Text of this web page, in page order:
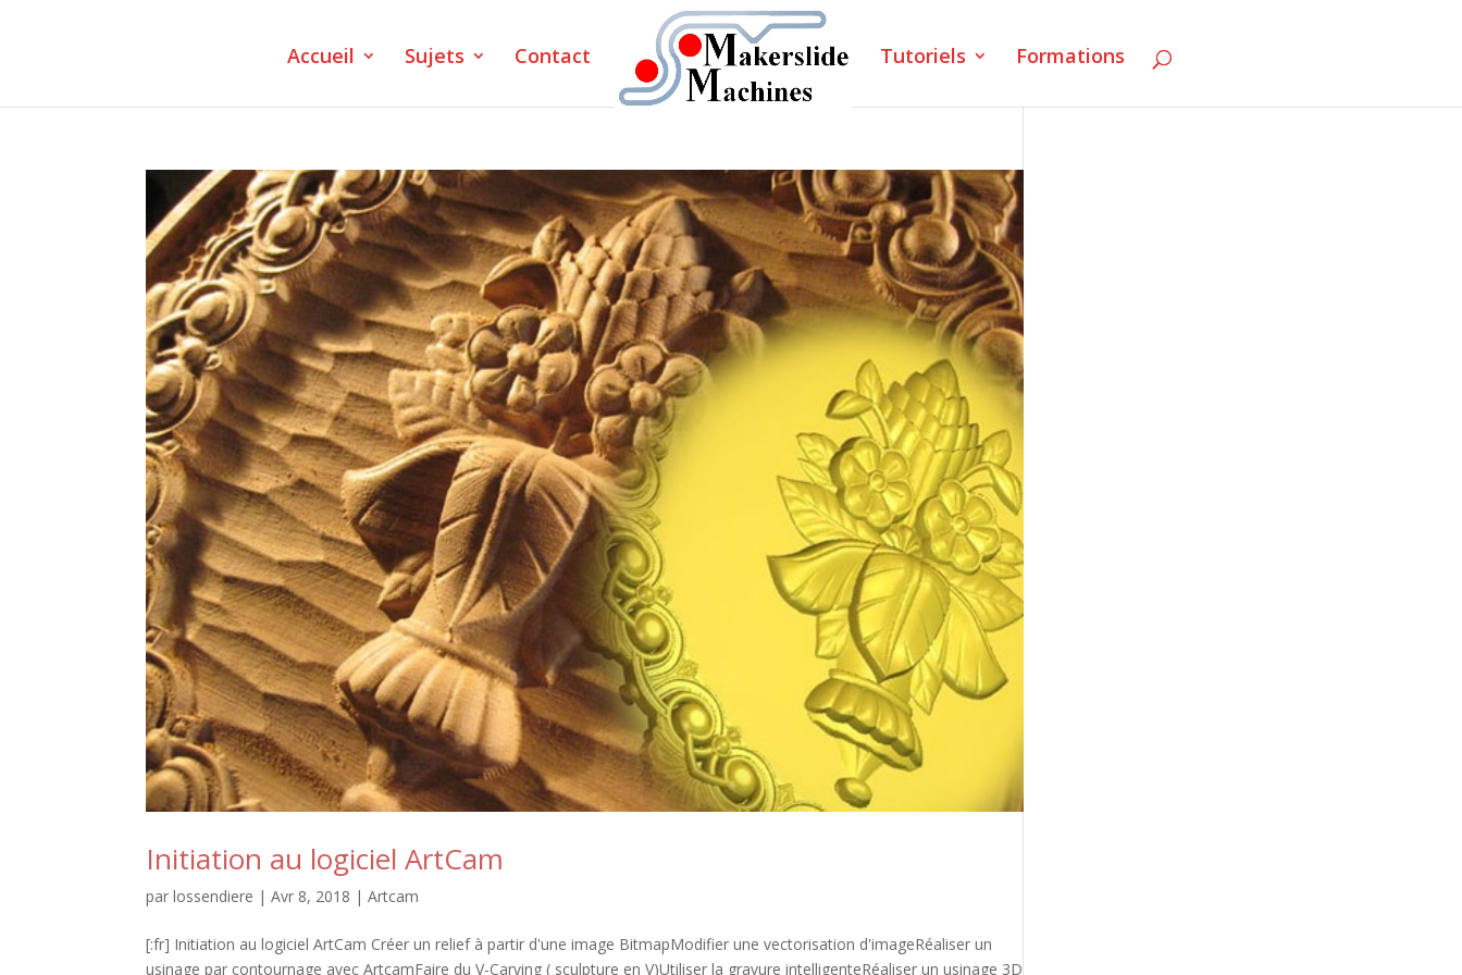
Accueil Sujets Contact Tutoriels Formations
Initiation au logiciel ArtCam
parlossendiere |Avr 8, 2018 |Artcam
[:fr] Initiation au logiciel ArtCam Créer un relief à partir d'une image BitmapModifier une vectorisation d'imageRéaliser un
usinage par contournage avec ArtcamFaire du V-Carving ( sculpture en V)Utiliser la gravure intelligenteRéaliser un usinage 3D